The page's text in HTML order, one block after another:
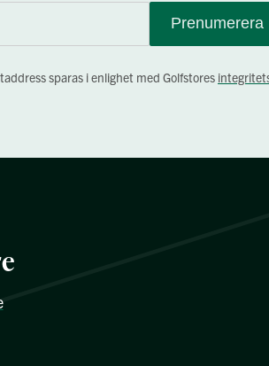
Prenumerera
sparas i enlighet med Golfstores